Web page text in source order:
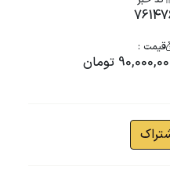
قیمت :
تومان